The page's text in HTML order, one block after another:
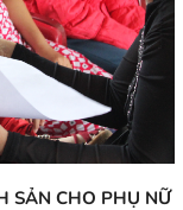
SẢN CHO PHỤ NỮ